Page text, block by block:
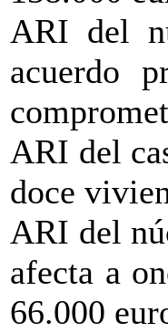
ARI del
acuerdo
ARI del
doce
ARI del
afecta a
66.000